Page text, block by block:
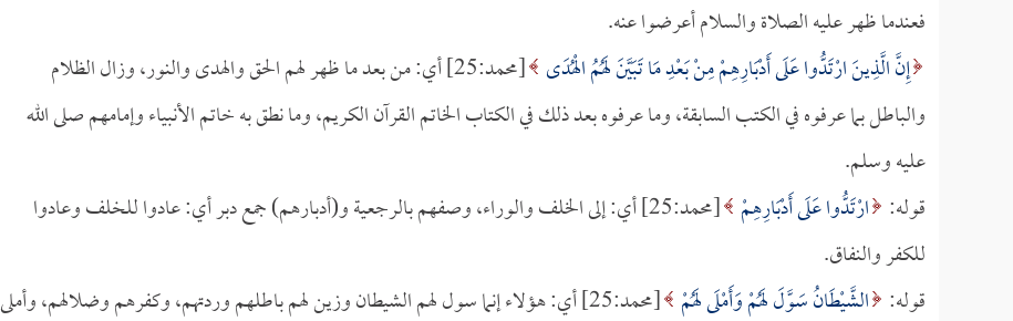
فعندما ظهر عليه الصلاة والسلام أعرضوا عنه.
إِنَّ الَّذِينَ ارْتَدُّوا عَلَى أَدْبَارِهِمْ مِنْ بَعْدِ مَا تَبَيَّنَ لَهُمُ الْهُدَى
[محمد:25] أي: من بعد ما ظهر لهم الحق والهدى والنور، وزال الظلام
والباطل بما عرفوه في الكتب السابقة، وما عرفوه بعد ذلك في الكتاب الخاتم القرآن الكريم، وما نطق به خاتم الأنبياء وإمامهم صلى الله
عليه وسلم.
قوله: ارْتَدُّوا عَلَى أَدْبَارِهِمْ
[محمد:25] أي: إلى الخلف والوراء، وصفهم بالرجعية و(أدبارهم) جمع دبر أي: عادوا للخلف وعادوا
للكفر والنفاق.
قوله: الشَّيْطَانُ سَوَّلَ لَهُمْ وَأَمْلَى لَهُمْ
[محمد:25] أي: هؤلاء إنما سول لهم الشيطان وزين لهم باطلهم وردتهم، وكفرهم وضلالهم، وأملى